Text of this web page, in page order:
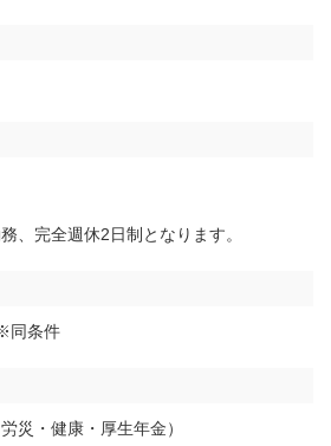
、完全週休2日制となります。
同条件
災・健康・厚生年金）